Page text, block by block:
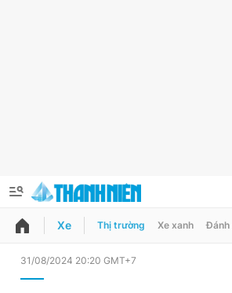
QUẢNG CÁO
Xe Thị trường Xe xanh Đánh
31/08/2024 20:20 GMT+7